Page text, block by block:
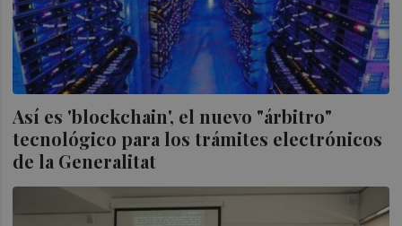
Así es 'blockchain', el nuevo "árbitro"
tecnológico para los trámites electrónicos
de la Generalitat